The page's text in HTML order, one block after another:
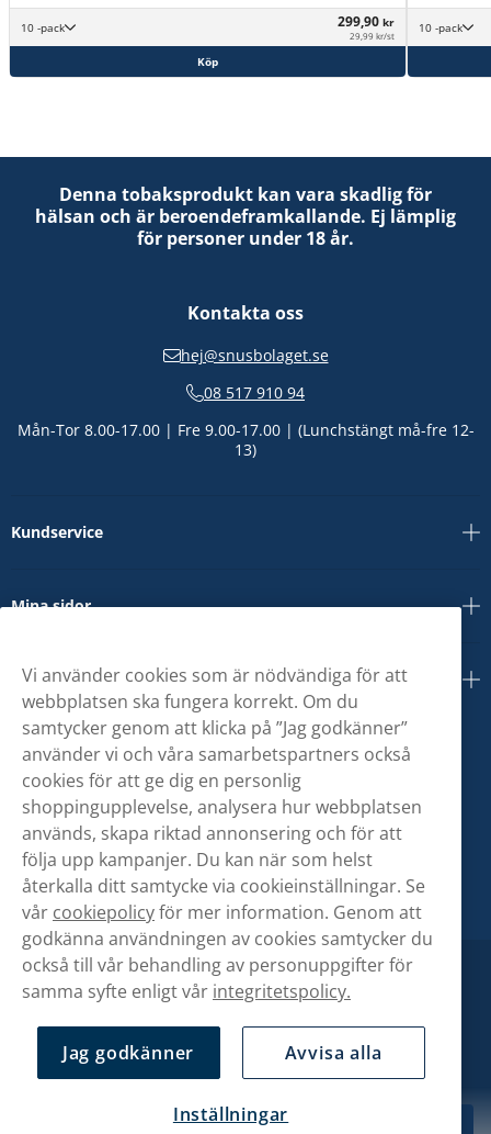
69,98 kr
10 -pack 299,90 kr
29,99 kr/st
Köp
10 -pack
Denna tobaksprodukt kan vara skadlig för
hälsan och är beroendeframkallande. Ej lämplig
för personer under 18 år.
Kontakta oss
hej@snusbolaget.se
08 517 910 94
Mån-Tor 8.00-17.00 | Fre 9.00-17.00 | (Lunchstängt må-fre 12-
13)
Kundservice
Mina sidor
Om oss
Vi använder cookies som är nödvändiga för att
webbplatsen ska fungera korrekt. Om du
samtycker genom att klicka på ”Jag godkänner”
använder vi och våra samarbetspartners också
cookies för att ge dig en personlig
shoppingupplevelse, analysera hur webbplatsen
används, skapa riktad annonsering och för att
följa upp kampanjer. Du kan när som helst
återkalla ditt samtycke via cookieinställningar. Se
vår cookiepolicyför mer information. Genom att
godkänna användningen av cookies samtycker du
också till vår behandling av personuppgifter för
samma syfte enligt vår integritetspolicy.
Jag godkänner Avvisa alla
Inställningar